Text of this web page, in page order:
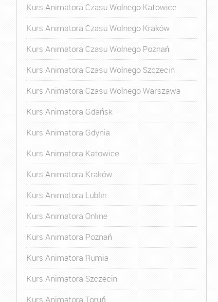
Kurs Animatora Czasu Wolnego Katowice
Kurs Animatora Czasu Wolnego Kraków
Kurs Animatora Czasu Wolnego Poznań
Kurs Animatora Czasu Wolnego Szczecin
Kurs Animatora Czasu Wolnego Warszawa
Kurs Animatora Gdańsk
Kurs Animatora Gdynia
Kurs Animatora Katowice
Kurs Animatora Kraków
Kurs Animatora Lublin
Kurs Animatora Online
Kurs Animatora Poznań
Kurs Animatora Rumia
Kurs Animatora Szczecin
Kurs Animatora Toruń